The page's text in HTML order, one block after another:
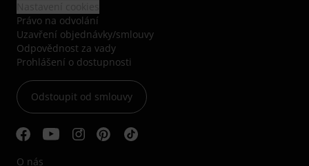
Právo na odvolání
Uzavření objednávky/smlouvy
Odpovědnost za vady
Prohlášení o dostupnosti
Odstoupit od smlouvy
O nás